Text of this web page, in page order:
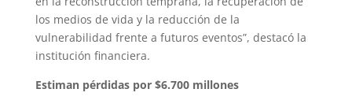
los medios de vida y la reducción de la
vulnerabilidad frente a futuros eventos”, destacó la
institución financiera.
Estiman pérdidas por $6.700 millones